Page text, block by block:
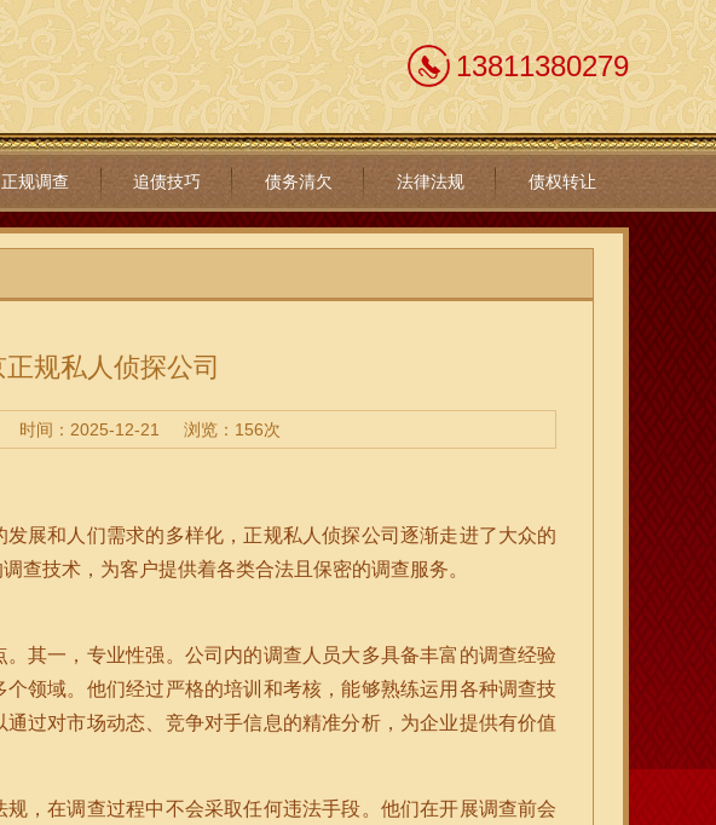
13811380279
正规调查 追债技巧 债务清欠 法律法规 债权转让
规私人侦探公司
时间：2025-12-21 浏览：156次
展和人们需求的多样化，正规私人侦探公司逐渐走进了大众的
查技术，为客户提供着各类合法且保密的调查服务。
其一，专业性强。公司内的调查人员大多具备丰富的调查经验
领域。他们经过严格的培训和考核，能够熟练运用各种调查技
过对市场动态、竞争对手信息的精准分析，为企业提供有价值
，在调查过程中不会采取任何违法手段。他们在开展调查前会